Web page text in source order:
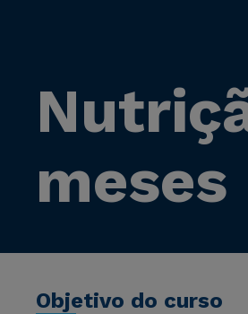
meses
Objetivo do curso